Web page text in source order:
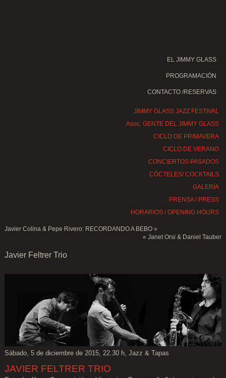
EL JIMMY GLASS
PROGRAMACIÓN
CONTACTO /RESERVAS
JIMMY GLASS JAZZ FESTIVAL
Asoc. GENTE DEL JIMMY GLASS
CICLO DE PRIMAVERA
CICLO DE VERANO
CONCIERTOS PASADOS
CÓCTELES/ COCKTAILS
GALERÍA
PRENSA / PRESS
HORARIOS / OPENING HOURS
Javier Colina & Pepe Rivero: RECORDANDO A BEBO »
« Janet Orsi & Daniel Tauber
Javier Feltrer Trio
Sábado, 5 de diciembre de 2015, 22.30 h, Jazz & Tapas
JAVIER FELTRER TRIO